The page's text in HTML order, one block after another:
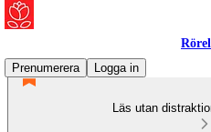
Prenumerera
Logga in
Läs utan